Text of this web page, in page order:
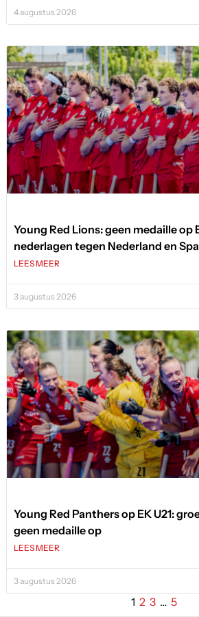
4 augustus 2026
Young Red Lions: geen medaille op
nederlagen tegen Nederland en
LEES MEER
3 augustus 2026
Young Red Panthers op EK U21:
geen medaille op
LEES MEER
3 augustus 2026
1 2 3 … 5